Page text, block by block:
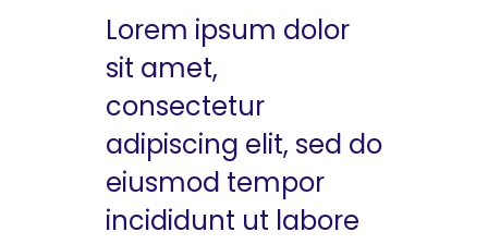
Lorem ipsum dolor
sit amet,
consectetur
adipiscing elit, sed do
eiusmod tempor
incididunt ut labore